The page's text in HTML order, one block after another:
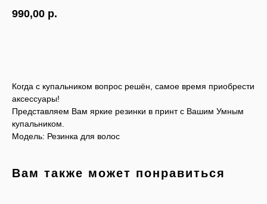
990,00 р.
Когда с купальником вопрос решён, самое время приобрести
аксессуары!
Представляем Вам яркие резинки в принт с Вашим Умным
купальником.
Модель: Резинка для волос
Вам также может понравиться